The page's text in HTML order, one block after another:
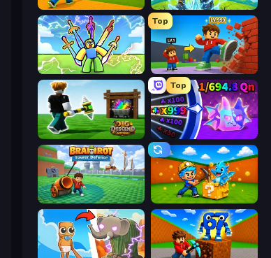
Baseball For Brainrot Obby: Pull a Sword
Obby vs Brainrot
Top
Obby: +1 Click Wall Breaker
Dig and Descend: Obby Mine
Top
Meeland.io
Brainrot Tower Defence Escape Cave For Brainrot